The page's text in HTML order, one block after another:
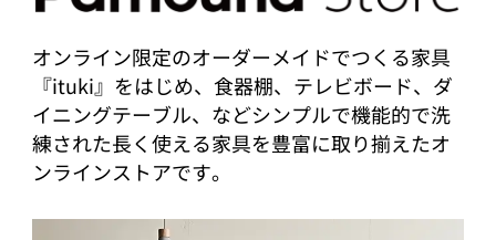
オンライン限定のオーダーメイドでつくる家具
『ituki』をはじめ、食器棚、テレビボード、ダ
イニングテーブル、などシンプルで機能的で洗
練された長く使える家具を豊富に取り揃えたオ
ンラインストアです。